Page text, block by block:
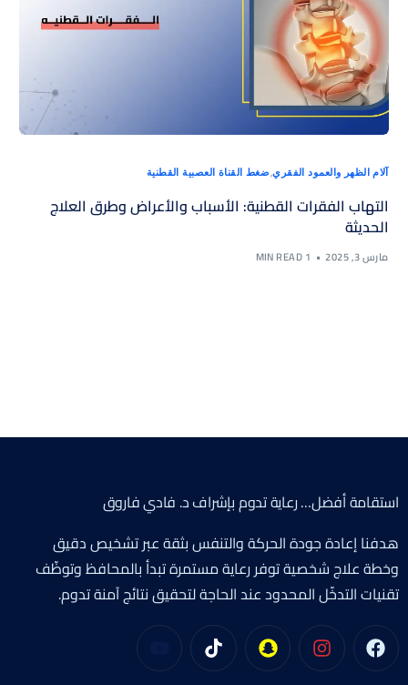
آلام الظهر والعمود الفقري,ضغط القناة العصبية القطنية
التهاب الفقرات القطنية: الأسباب والأعراض وطرق العلاج
الحديثة
مارس 3, 2025 1 MIN READ
استقامة أفضل… رعاية تدوم بإشراف د. فادي فاروق
هدفنا إعادة جودة الحركة والتنفس بثقة عبر تشخيص دقيق
وخطة علاج شخصية توفر رعاية مستمرة تبدأ بالمحافظ وتوظّف
تقنيات التدخّل المحدود عند الحاجة لتحقيق نتائج آمنة تدوم.